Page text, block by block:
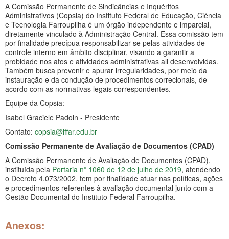
A Comissão Permanente de Sindicâncias e Inquéritos
Administrativos (Copsia) do Instituto Federal de Educação, Ciência
e Tecnologia Farroupilha é um órgão independente e imparcial,
diretamente vinculado à Administração Central. Essa comissão tem
por finalidade precípua responsabilizar-se pelas atividades de
controle interno em âmbito disciplinar, visando a garantir a
probidade nos atos e atividades administrativas ali desenvolvidas.
Também busca prevenir e apurar irregularidades, por meio da
instauração e da condução de procedimentos correcionais, de
acordo com as normativas legais correspondentes.
Equipe da Copsia:
Isabel Graciele Padoin - Presidente
Contato: copsia@iffar.edu.br
Comissão Permanente de Avaliação de Documentos (CPAD)
A Comissão Permanente de Avaliação de Documentos (CPAD),
instituída pela Portaria nº 1060 de 12 de julho de 2019, atendendo
o Decreto 4.073/2002, tem por finalidade atuar nas políticas, ações
e procedimentos referentes à avaliação documental junto com a
Gestão Documental do Instituto Federal Farroupilha.
Anexos: